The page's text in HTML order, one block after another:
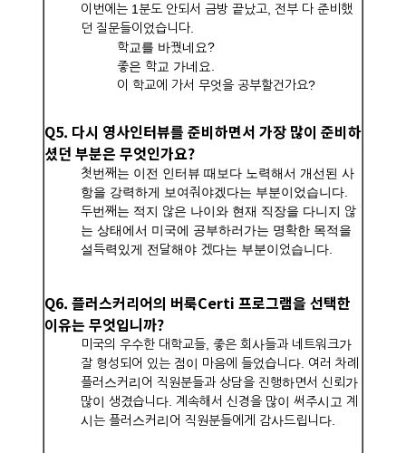
이번에는 1분도 안되서 금방 끝났고, 전부 다 준비했
던 질문들이었습니다.
학교를 바꿨네요?
좋은 학교 가네요.
이 학교에 가서 무엇을 공부할건가요?
Q5. 다시 영사인터뷰를 준비하면서 가장 많이 준비하
셨던 부분은 무엇인가요?
첫번째는 이전 인터뷰 때보다 노력해서 개선된 사
항을 강력하게 보여줘야겠다는 부분이었습니다.
두번째는 적지 않은 나이와 현재 직장을 다니지 않
는 상태에서 미국에 공부하러가는 명확한 목적을
설득력있게 전달해야 겠다는 부분이었습니다.
Q6. 플러스커리어의 버룩Certi 프로그램을 선택한
이유는 무엇입니까?
미국의 우수한 대학교들, 좋은 회사들과 네트워크가
잘 형성되어 있는 점이 마음에 들었습니다. 여러 차례
플러스커리어 직원분들과 상담을 진행하면서 신뢰가
많이 생겼습니다. 계속해서 신경을 많이 써주시고 계
시는 플러스커리어 직원분들에게 감사드립니다.